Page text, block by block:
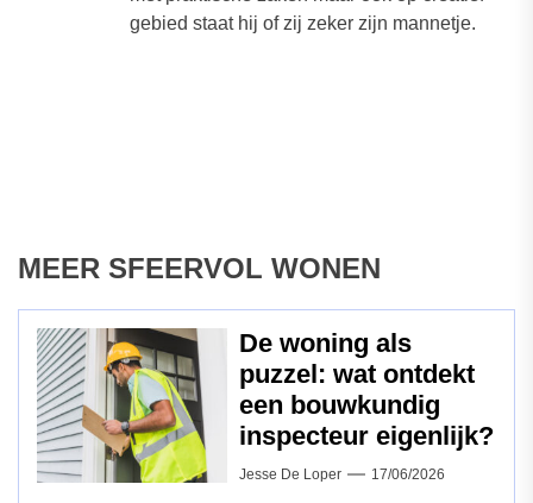
gebied staat hij of zij zeker zijn mannetje.
MEER SFEERVOL WONEN
De woning als
puzzel: wat ontdekt
een bouwkundig
inspecteur eigenlijk?
Jesse De Loper 17/06/2026